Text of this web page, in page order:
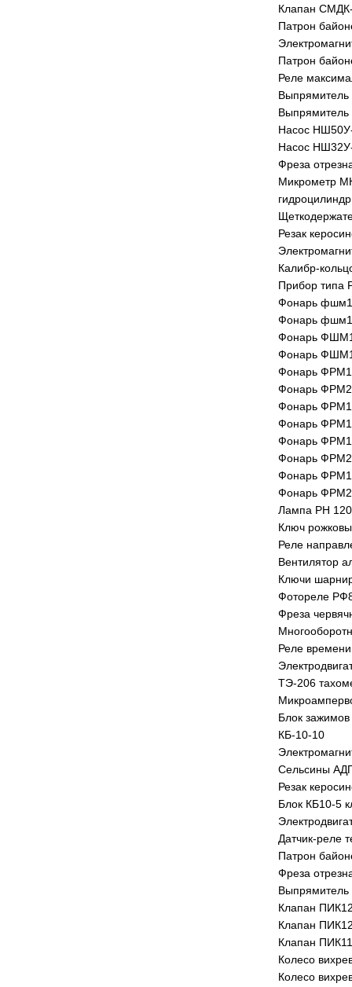
Клапан
Патрон
Патрон
Реле
Насос
Насос
Фреза
Микрометр
Резак
Калибр-
Прибор типа
Фонарь
Фонарь
Фонарь
Фонарь
Фонарь ФРМ1
Фонарь
Фонарь
Фонарь ФРМ1
Фонарь ФРМ1
Фонарь ФРМ2
Фонарь
Фонарь ФРМ2
Лампа РН
Ключ
Реле
Вентилятор
Ключи
Фотореле
Фреза
Реле
ТЭ-206
Блок
КБ-10-10
Сельсины
Резак
Блок КБ10-5
Датчик-реле
Патрон
Фреза
Выпрямитель
Клапан
Клапан
Клапан
Колесо
Колесо